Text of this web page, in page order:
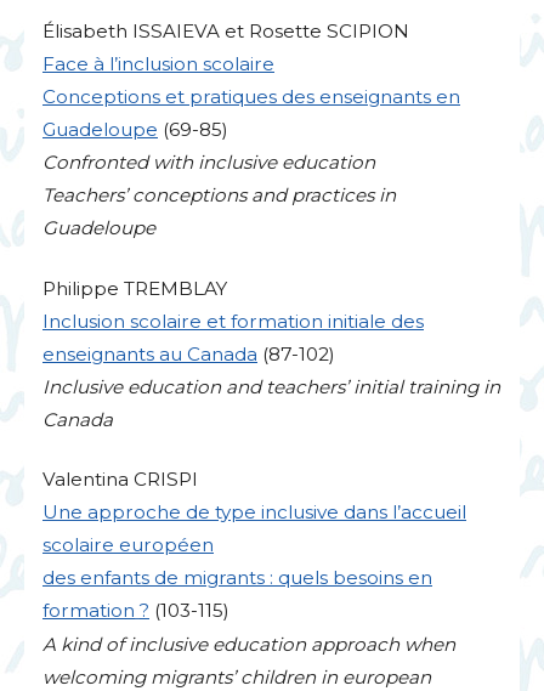
Élisabeth ISSAIEVA et Rosette SCIPION
Face à l’inclusion scolaire
Conceptions et pratiques des enseignants en
Guadeloupe (69-85)
Confronted with inclusive education
Teachers’ conceptions and practices in
Guadeloupe
Philippe TREMBLAY
Inclusion scolaire et formation initiale des
enseignants au Canada (87-102)
Inclusive education and teachers’ initial training in
Canada
Valentina CRISPI
Une approche de type inclusive dans l’accueil
scolaire européen
des enfants de migrants : quels besoins en
formation ? (103-115)
A kind of inclusive education approach when
welcoming migrants’ children in european